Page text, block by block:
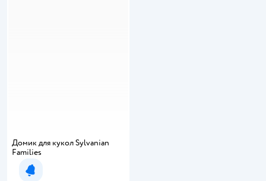
Домик для кукол Sylvanian
Families
Уведомить о появлении